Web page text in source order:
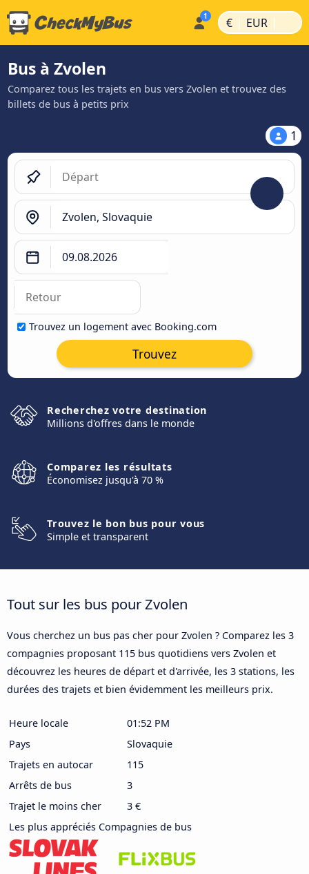
€ | EUR |
Bus à Zvolen
Comparez tous les trajets en bus vers Zvolen et trouvez des
billets de bus à petits prix
1
Trouvez un logement avec Booking.com
Trouvez
Recherchez votre destination
Millions d'offres dans le monde
Comparez les résultats
Économisez jusqu'à 70 %
Trouvez le bon bus pour vous
Simple et transparent
Tout sur les bus pour Zvolen
Vous cherchez un bus pas cher pour Zvolen ? Comparez les 3
compagnies proposant 115 bus quotidiens vers Zvolen et
découvrez les heures de départ et d'arrivée, les 3 stations, les
durées des trajets et bien évidemment les meilleurs prix.
Heure locale
01:52 PM
Pays
Slovaquie
Trajets en autocar
115
Arrêts de bus
3
Trajet le moins cher
3 €
Les plus appréciés Compagnies de bus